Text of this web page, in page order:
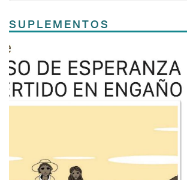
SUPLEMENTOS